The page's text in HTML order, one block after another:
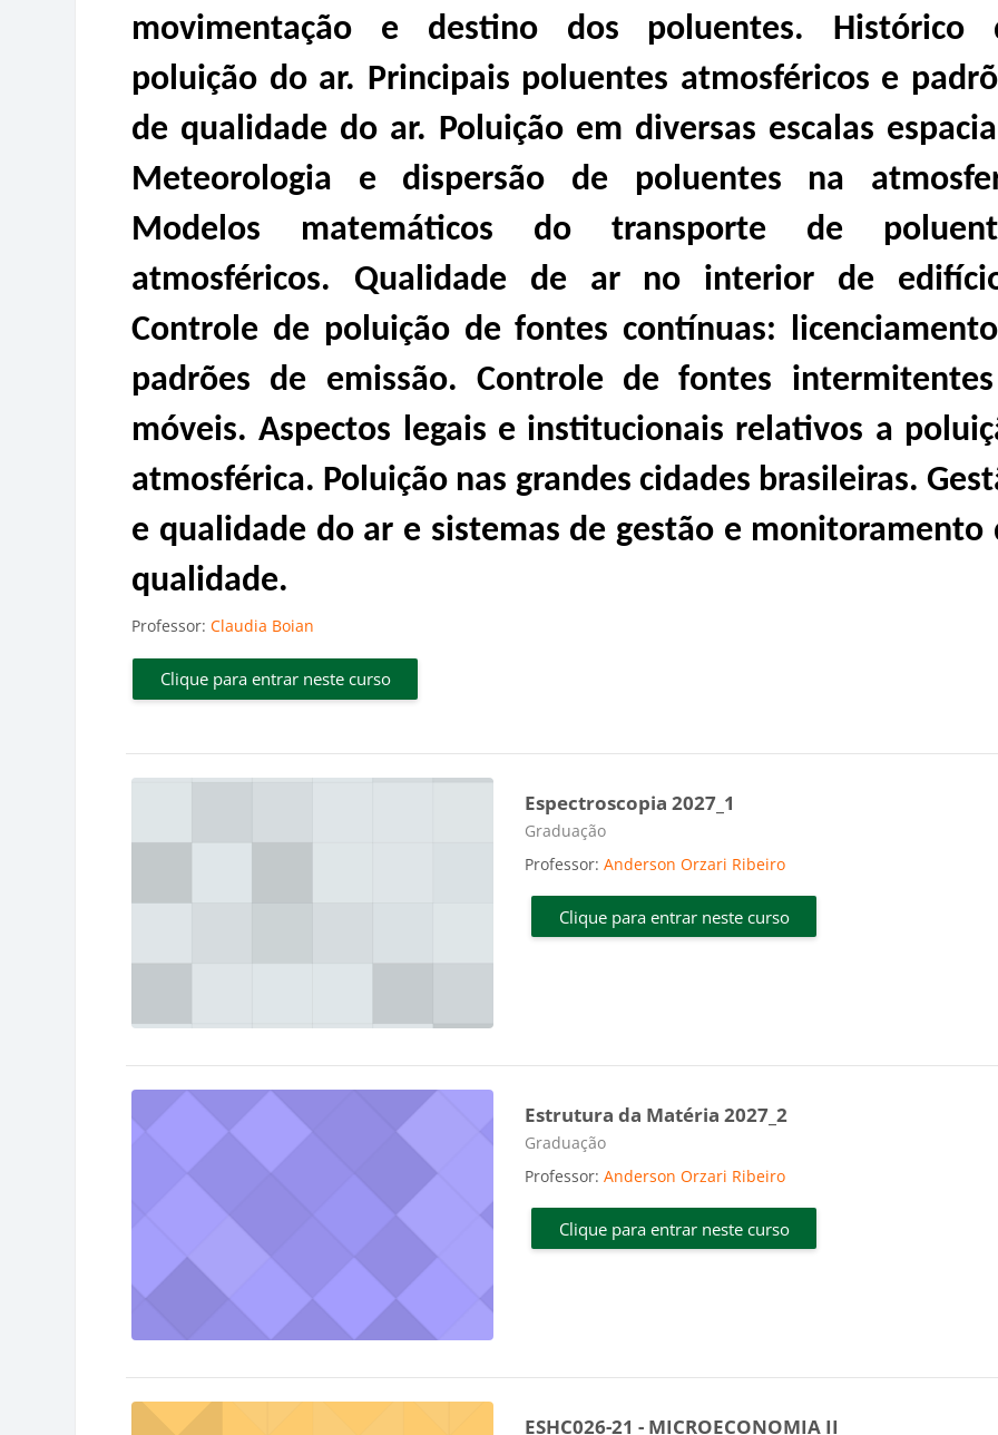
movimentação e destino dos poluentes. Histórico
poluição do ar. Principais poluentes atmosféricos e
de qualidade do ar. Poluição em diversas escalas
Meteorologia e dispersão de poluentes na
Modelos matemáticos do transporte de
atmosféricos. Qualidade de ar no interior de
Controle de poluição de fontes contínuas:
padrões de emissão. Controle de fontes
móveis. Aspectos legais e institucionais relativos a
atmosférica. Poluição nas grandes cidades brasileiras.
e qualidade do ar e sistemas de gestão e monitoramento
qualidade.
Professor:Claudia Boian
Clique para entrar neste curso
Espectroscopia 2027_1
Categoria do curso
Graduação
Professor:Anderson Orzari Ribeiro
Clique para entrar neste curso
Estrutura da Matéria 2027_2
Categoria do curso
Graduação
Professor:Anderson Orzari Ribeiro
Clique para entrar neste curso
ESHC026-21 - MICROECONOMIA II